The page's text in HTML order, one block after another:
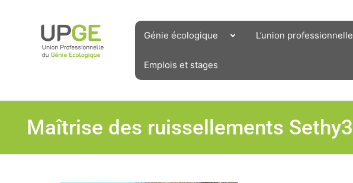
Génie écologique L’union professionnelle
Emplois et stages
Maîtrise des ruissellements Sethy3